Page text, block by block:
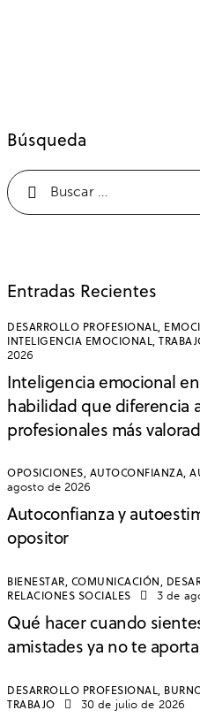
Búsqueda
Entradas Recientes
DESARROLLO PROFESIONAL,
INTELIGENCIA EMOCIONAL,
2026
Inteligencia emocional
habilidad que diferencia
profesionales más
OPOSICIONES, AUTOCONFIANZA,
agosto de 2026
Autoconfianza y
opositor
BIENESTAR, COMUNICACIÓN,
RELACIONES SOCIALES
3 de
Qué hacer cuando
amistades ya no te
DESARROLLO PROFESIONAL,
TRABAJO
30 de julio de 2026